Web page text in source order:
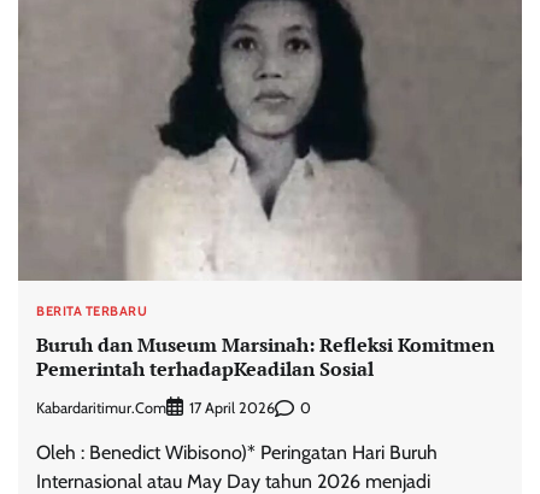
BERITA TERBARU
Buruh dan Museum Marsinah: Refleksi Komitmen
Pemerintah terhadapKeadilan Sosial
Kabardaritimur.com 17 April 2026 0
Oleh : Benedict Wibisono)* Peringatan Hari Buruh
Internasional atau May Day tahun 2026 menjadi